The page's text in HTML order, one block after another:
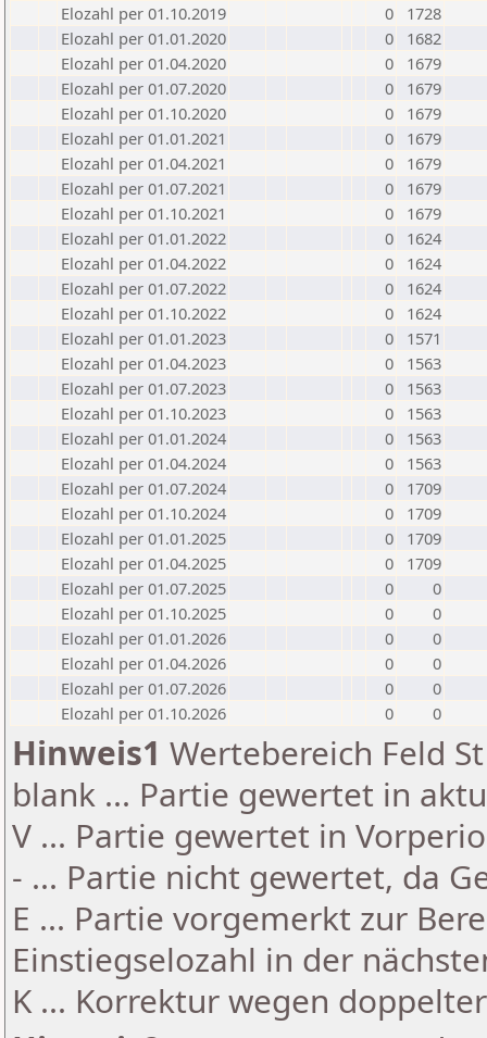
Elozahl per 01.10.2019
0
1728
Elozahl per 01.01.2020
0
1682
Elozahl per 01.04.2020
0
1679
Elozahl per 01.07.2020
0
1679
Elozahl per 01.10.2020
0
1679
Elozahl per 01.01.2021
0
1679
Elozahl per 01.04.2021
0
1679
Elozahl per 01.07.2021
0
1679
Elozahl per 01.10.2021
0
1679
Elozahl per 01.01.2022
0
1624
Elozahl per 01.04.2022
0
1624
Elozahl per 01.07.2022
0
1624
Elozahl per 01.10.2022
0
1624
Elozahl per 01.01.2023
0
1571
Elozahl per 01.04.2023
0
1563
Elozahl per 01.07.2023
0
1563
Elozahl per 01.10.2023
0
1563
Elozahl per 01.01.2024
0
1563
Elozahl per 01.04.2024
0
1563
Elozahl per 01.07.2024
0
1709
Elozahl per 01.10.2024
0
1709
Elozahl per 01.01.2025
0
1709
Elozahl per 01.04.2025
0
1709
Elozahl per 01.07.2025
0
0
Elozahl per 01.10.2025
0
0
Elozahl per 01.01.2026
0
0
Elozahl per 01.04.2026
0
0
Elozahl per 01.07.2026
0
0
Elozahl per 01.10.2026
0 0
Hinweis1 Wertebereich Feld
blank ... Partie gewertet in
V ... Partie gewertet in
- ... Partie nicht gewertet, da
E ... Partie vorgemerkt zur
Einstiegselozahl in der
K ... Korrektur wegen